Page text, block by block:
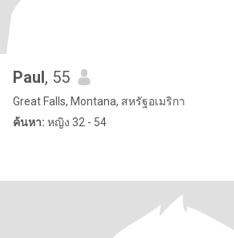
Paul, 55
Great Falls, Montana, สหรัฐอเมริกา
ค้นหา: หญิง 32 - 54